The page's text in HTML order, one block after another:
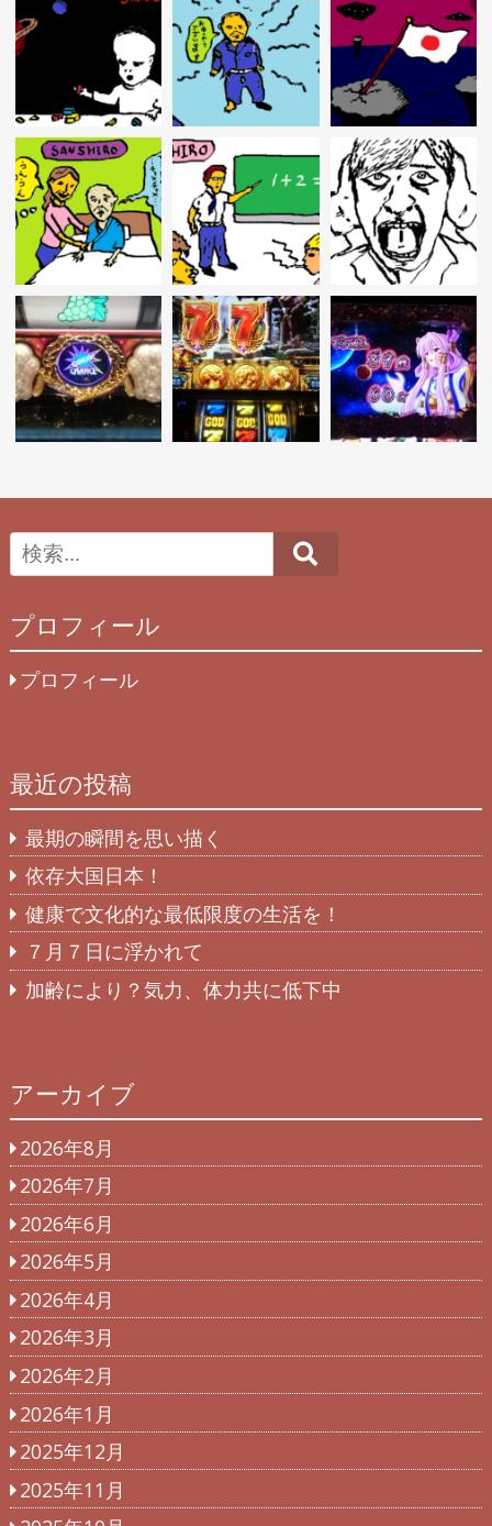
プロフィール
プロフィール
最近の投稿
最期の瞬間を思い描く
依存大国日本！
健康で文化的な最低限度の生活を！
７月７日に浮かれて
加齢により？気力、体力共に低下中
アーカイブ
2026年8月
2026年7月
2026年6月
2026年5月
2026年4月
2026年3月
2026年2月
2026年1月
2025年12月
2025年11月